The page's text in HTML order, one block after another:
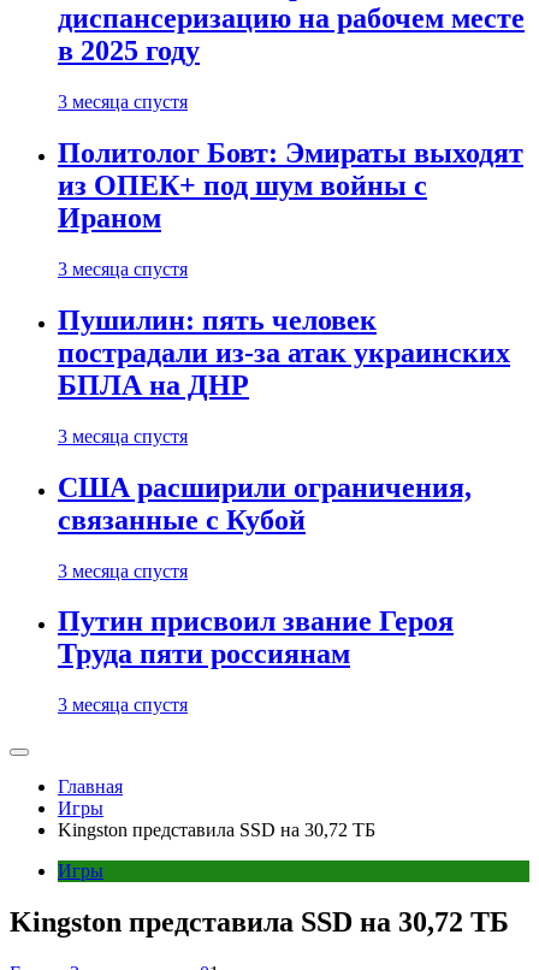
диспансеризацию на рабочем месте
в 2025 году
3 месяца спустя
Политолог Бовт: Эмираты выходят
из ОПЕК+ под шум войны с
Ираном
3 месяца спустя
Пушилин: пять человек
пострадали из-за атак украинских
БПЛА на ДНР
3 месяца спустя
США расширили ограничения,
связанные с Кубой
3 месяца спустя
Путин присвоил звание Героя
Труда пяти россиянам
3 месяца спустя
Главная
Игры
Kingston представила SSD на 30,72 ТБ
Игры
Kingston представила SSD на 30,72 ТБ